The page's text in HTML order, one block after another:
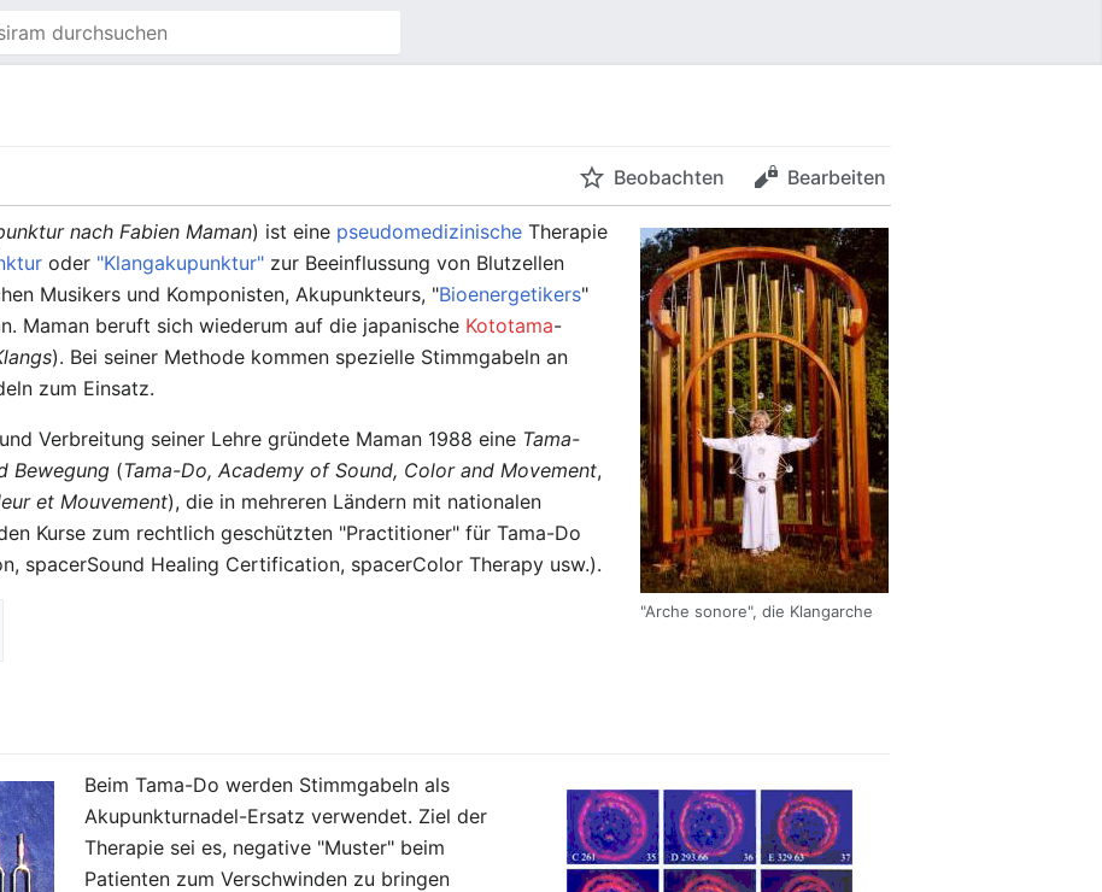
Beobachten Bearbeiten
"Arche sonore", die Klangarche
nach Fabien Maman) ist eine pseudomedizinische Therapie
oder "Klangakupunktur" zur Beeinflussung von Blutzellen
Musikers und Komponisten, Akupunkteurs, "Bioenergetikers"
Maman beruft sich wiederum auf die japanische Kototama-
). Bei seiner Methode kommen spezielle Stimmgabeln an
zum Einsatz.
Verbreitung seiner Lehre gründete Maman 1988 eine Tama-
Bewegung (Tama-Do, Academy of Sound, Color and Movement,
et Mouvement), die in mehreren Ländern mit nationalen
Kurse zum rechtlich geschützten "Practitioner" für Tama-Do
spacerSound Healing Certification, spacerColor Therapy usw.).
Beim Tama-Do werden Stimmgabeln als
Akupunkturnadel-Ersatz verwendet. Ziel der
Therapie sei es, negative "Muster" beim
Patienten zum Verschwinden zu bringen